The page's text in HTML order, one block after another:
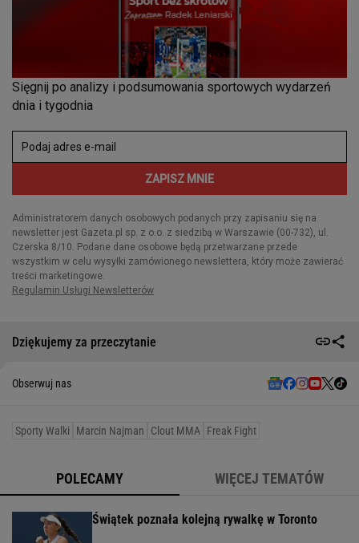
Dziękujemy za przeczytanie
Obserwuj nas
Sporty Walki Marcin Najman Clout MMA Freak Fight
POLECAMY WIĘCEJ TEMATÓW
Świątek poznała kolejną rywalkę w Toronto